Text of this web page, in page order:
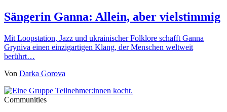
Sängerin Ganna: Allein, aber vielstimmig
Mit Loopstation, Jazz und ukrainischer Folklore schafft Ganna
Gryniva einen einzigartigen Klang, der Menschen weltweit
berührt…
Von Darka Gorova
Communities